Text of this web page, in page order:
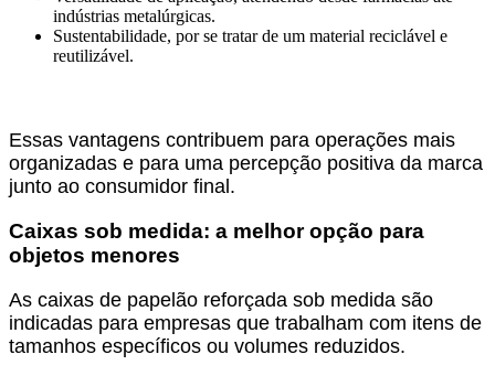
indústrias metalúrgicas.
Sustentabilidade, por se tratar de um material reciclável e
reutilizável.
Essas vantagens contribuem para operações mais
organizadas e para uma percepção positiva da marca
junto ao consumidor final.
Caixas sob medida: a melhor opção para
objetos menores
As caixas de papelão reforçada sob medida são
indicadas para empresas que trabalham com itens de
tamanhos específicos ou volumes reduzidos.